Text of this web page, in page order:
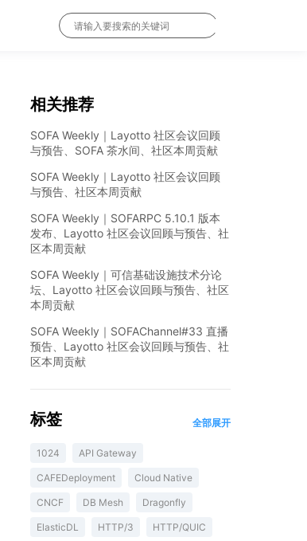
相关推荐
SOFA Weekly｜Layotto 社区会议回顾
与预告、SOFA 茶水间、社区本周贡献
SOFA Weekly｜Layotto 社区会议回顾
与预告、社区本周贡献
SOFA Weekly｜SOFARPC 5.10.1 版本
发布、Layotto 社区会议回顾与预告、社
区本周贡献
SOFA Weekly｜可信基础设施技术分论
坛、Layotto 社区会议回顾与预告、社区
本周贡献
SOFA Weekly｜SOFAChannel#33 直播
预告、Layotto 社区会议回顾与预告、社
区本周贡献
标签 全部展开
1024 API Gateway
CAFEDeployment Cloud Native
CNCF DB Mesh Dragonfly
ElasticDL HTTP/3 HTTP/QUIC